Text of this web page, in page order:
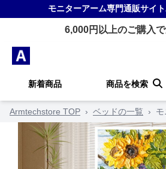
モニターアーム専門通販サイト
6,000円以上のご購入
新着商品 商品を検索
Armtechstore TOP › ベッドの一覧 ›